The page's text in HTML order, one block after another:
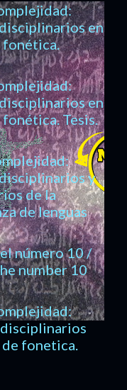
en
fonética.
en
Tesis.
y
de la
de lenguas
número 10 /
number 10
fonetica.